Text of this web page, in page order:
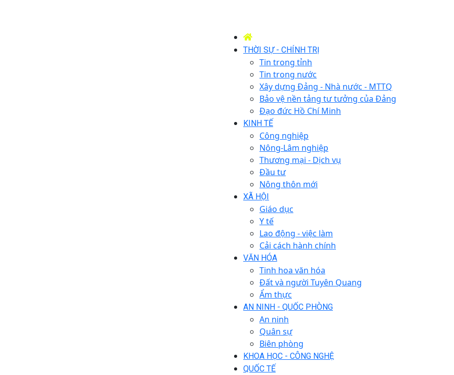
THỜI SỰ - CHÍNH TRỊ
Tin trong tỉnh
Tin trong nước
Xây dựng Đảng - Nhà nước - MTTQ
Bảo vệ nền tảng tư tưởng của Đảng
Đạo đức Hồ Chí Minh
KINH TẾ
Công nghiệp
Nông-Lâm nghiệp
Thương mại - Dịch vụ
Đầu tư
Nông thôn mới
XÃ HỘI
Giáo dục
Y tế
Lao động - việc làm
Cải cách hành chính
VĂN HÓA
Tinh hoa văn hóa
Đất và người Tuyên Quang
Ẩm thực
AN NINH - QUỐC PHÒNG
An ninh
Quân sự
Biên phòng
KHOA HỌC - CÔNG NGHỆ
QUỐC TẾ